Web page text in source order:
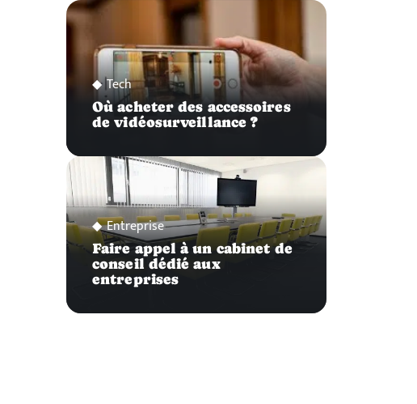
Tech
Où acheter des accessoires
de vidéosurveillance ?
Entreprise
Faire appel à un cabinet de
conseil dédié aux
entreprises